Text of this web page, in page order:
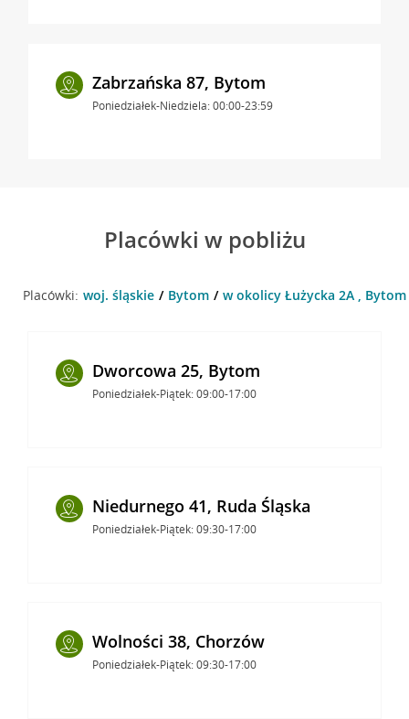
Zabrzańska 87, Bytom
Poniedziałek-Niedziela: 00:00-23:59
Placówki w pobliżu
Placówki: woj. śląskie Bytom w okolicy Łużycka 2A , Bytom
Dworcowa 25, Bytom
Poniedziałek-Piątek: 09:00-17:00
Niedurnego 41, Ruda Śląska
Poniedziałek-Piątek: 09:30-17:00
Wolności 38, Chorzów
Poniedziałek-Piątek: 09:30-17:00